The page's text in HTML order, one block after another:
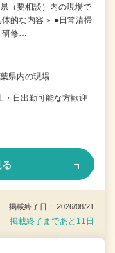
（要相談）内の現場で
的な内容＞ ●日常清掃
研修…
県内の現場
日出勤可能な方歓迎
掲載終了日： 2026/08/21
掲載終了まであと11日